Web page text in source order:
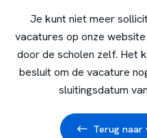
Je kunt niet meer
vacatures op onze
door de scholen zelf. Het
besluit om de vacature
sluitingsdatum
Terug